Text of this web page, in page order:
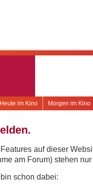
Morgen im Kino
Heute im Kino
auf dieser
am Forum) stehen
schon dabei: